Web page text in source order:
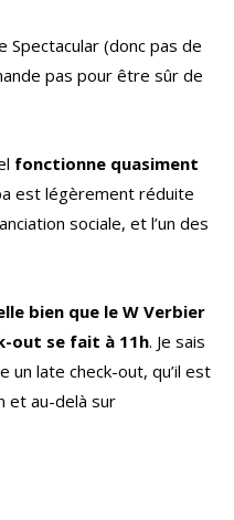
Spectacular (donc pas de
pas pour être sûr de
fonctionne quasiment
est légèrement réduite
sociale, et l’un des
bien que le W Verbier
out se fait à 11h. Je sais
un late check-out, qu’il est
et au-delà sur